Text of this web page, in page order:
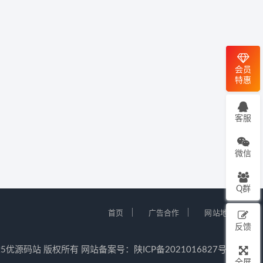
首页 广告合作 网站地图
源码站 版权所有 网站备案号： 陕ICP备2021016827号-5
会员
特惠
客服
微信
Q群
反馈